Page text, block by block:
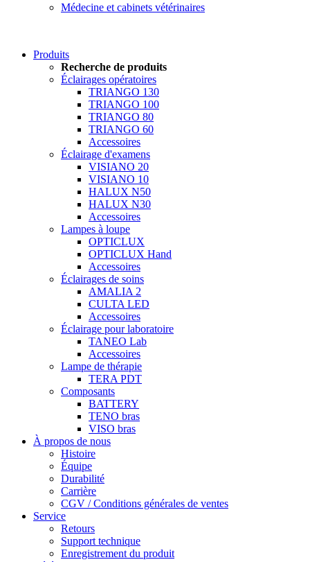
Médecine et cabinets vétérinaires
Produits
Recherche de produits
Éclairages opératoires
TRIANGO 130
TRIANGO 100
TRIANGO 80
TRIANGO 60
Accessoires
Éclairage d'examens
VISIANO 20
VISIANO 10
HALUX N50
HALUX N30
Accessoires
Lampes à loupe
OPTICLUX
OPTICLUX Hand
Accessoires
Éclairages de soins
AMALIA 2
CULTA LED
Accessoires
Éclairage pour laboratoire
TANEO Lab
Accessoires
Lampe de thérapie
TERA PDT
Composants
BATTERY
TENO bras
VISO bras
À propos de nous
Histoire
Équipe
Durabilité
Carrière
CGV / Conditions générales de ventes
Service
Retours
Support technique
Enregistrement du produit